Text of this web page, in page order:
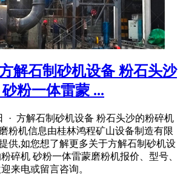
解石制砂机设备 粉石头沙
粉一体雷蒙 ...
· 方解石制砂机设备 粉石头沙的粉碎机
粉机信息由桂林鸿程矿山设备制造有限
供,如您想了解更多关于方解石制砂机设
碎机 砂粉一体雷蒙磨粉机报价、型号、
来电或留言咨询。